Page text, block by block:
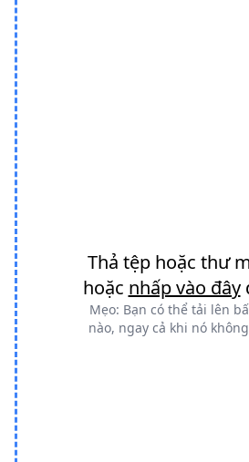
Thả tệp hoặc thư
hoặc nhấp vào đây
Mẹo: Bạn có thể tải lên
nào, ngay cả khi nó